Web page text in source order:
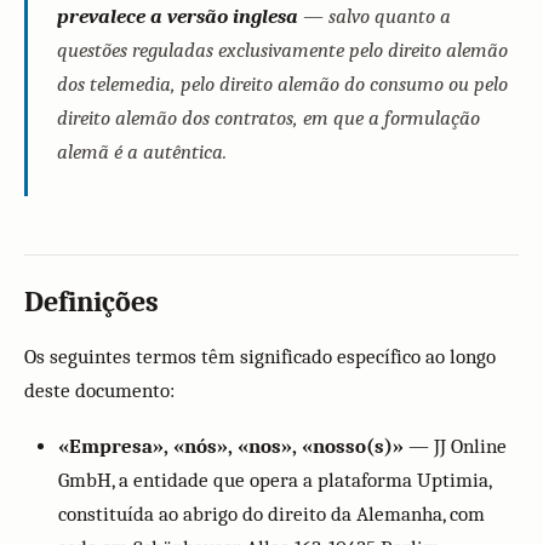
prevalece a versão inglesa — salvo quanto a
questões reguladas exclusivamente pelo direito alemão
dos telemedia, pelo direito alemão do consumo ou pelo
direito alemão dos contratos, em que a formulação
alemã é a autêntica.
Definições
Os seguintes termos têm significado específico ao longo
deste documento:
«Empresa», «nós», «nos», «nosso(s)» — JJ Online
GmbH, a entidade que opera a plataforma Uptimia,
constituída ao abrigo do direito da Alemanha, com